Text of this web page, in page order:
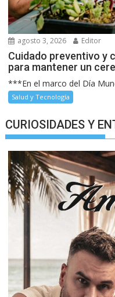
agosto 3, 2026 Editor
Cuidado preventivo y
para mantener un
***En el marco del Día
Salud y Tecnología
CURIOSIDADES Y